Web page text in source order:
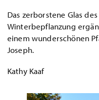
Das zerborstene Glas
Winterbepflanzung
einem wunderschönen
Joseph.
Kathy Kaaf